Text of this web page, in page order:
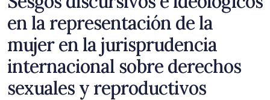
en la representación de la
mujer en la jurisprudencia
internacional sobre derechos
sexuales y reproductivos